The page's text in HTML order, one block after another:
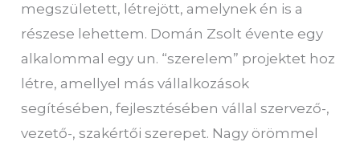
megszületett, létrejött, amelynek én is a
részese lehettem. Domán Zsolt évente egy
alkalommal egy un. “szerelem” projektet hoz
létre, amellyel más vállalkozások
segítésében, fejlesztésében vállal szervező-,
vezető-, szakértői szerepet. Nagy örömmel